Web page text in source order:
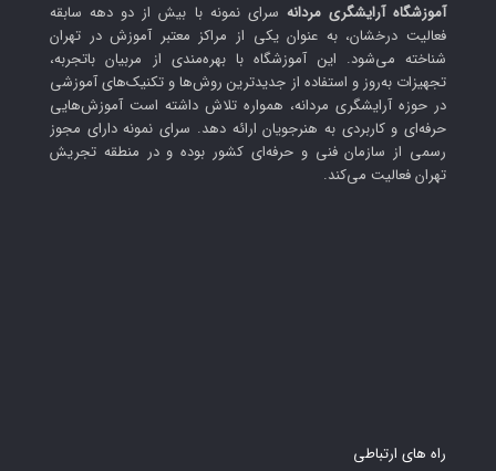
آموزشگاه آرایشگری مردانه سرای نمونه با بیش از دو دهه سابقه
فعالیت درخشان، به عنوان یکی از مراکز معتبر آموزش در تهران
شناخته می‌شود. این آموزشگاه با بهره‌مندی از مربیان باتجربه،
تجهیزات به‌روز و استفاده از جدیدترین روش‌ها و تکنیک‌های آموزشی
در حوزه آرایشگری مردانه، همواره تلاش داشته است آموزش‌هایی
حرفه‌ای و کاربردی به هنرجویان ارائه دهد. سرای نمونه دارای مجوز
رسمی از سازمان فنی و حرفه‌ای کشور بوده و در منطقه تجریش
تهران فعالیت می‌کند.
راه های ارتباطی